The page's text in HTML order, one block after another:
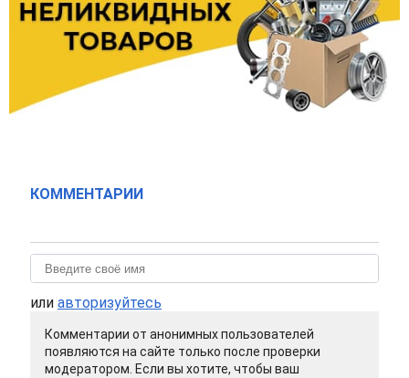
КОММЕНТАРИИ
или авторизуйтесь
Комментарии от анонимных пользователей
появляются на сайте только после проверки
модератором. Если вы хотите, чтобы ваш